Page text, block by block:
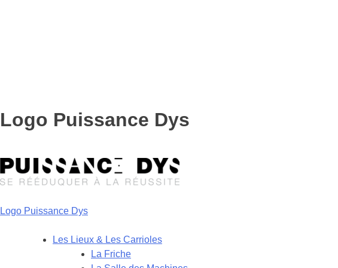
Logo Puissance Dys
Logo Puissance Dys
Les Lieux & Les Carrioles
La Friche